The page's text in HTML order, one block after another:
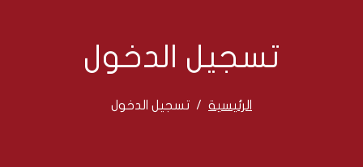
تسجيل الدخول
الرئيسية تسجيل الدخول